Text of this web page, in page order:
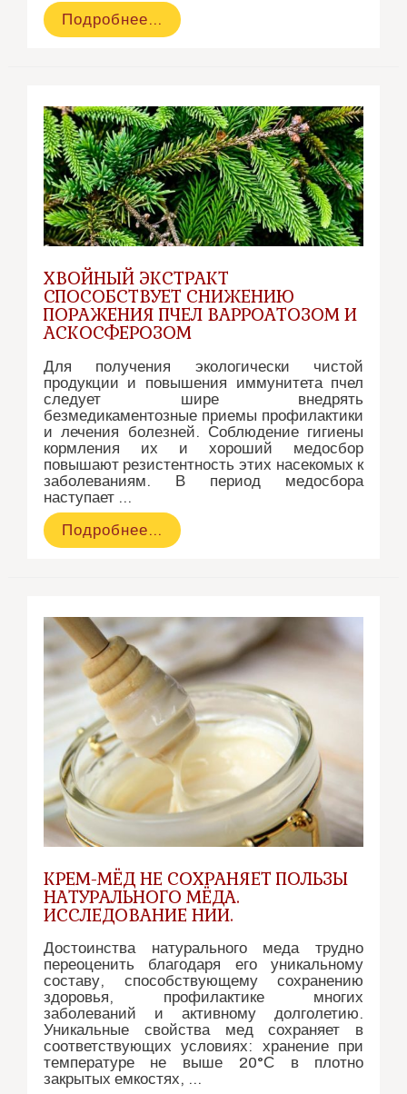
Когда
можно
Подробнее…
ХВОЙНЫЙ ЭКСТРАКТ
СПОСОБСТВУЕТ СНИЖЕНИЮ
ПОРАЖЕНИЯ ПЧЕЛ ВАРРОАТОЗОМ И
АСКОСФЕРОЗОМ
Для получения экологически чистой
продукции и повышения иммунитета пчел
следует шире внедрять
безмедикаментозные приемы профилактики
и лечения болезней. Соблюдение гигиены
кормления их и хороший медосбор
повышают резистентность этих насекомых к
заболеваниям. В период медосбора
наступает …
Хвойный
экстракт
варроатозом
и
аскосферозом
Подробнее…
КРЕМ-МЁД НЕ СОХРАНЯЕТ ПОЛЬЗЫ
НАТУРАЛЬНОГО МЁДА.
ИССЛЕДОВАНИЕ НИИ.
Достоинства натурального меда трудно
переоценить благодаря его уникальному
составу, способствующему сохранению
здоровья, профилактике многих
заболеваний и активному долголетию.
Уникальные свойства мед сохраняет в
соответствующих условиях: хранение при
температуре не выше 20°С в плотно
закрытых емкостях, …